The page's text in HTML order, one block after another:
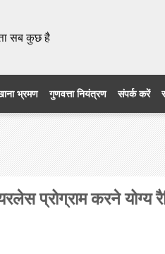
सब कुछ है
भ्रमण गुणवत्ता नियंत्रण संपर्क करें
प्रोग्राम करने